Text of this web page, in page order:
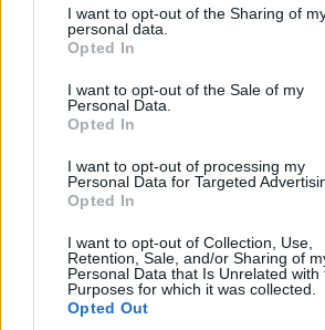
not limited to your visit or usage
grant or deny consent to Google and its
use your data for below specified
consent section.
I want to opt-out of the Sharing of
personal data.
Opted In
I want to opt-out of the Sale of my
Personal Data.
Opted In
I want to opt-out of processing my
Personal Data for Targeted
Opted In
I want to opt-out of Collection, Use,
Retention, Sale, and/or Sharing of
Personal Data that Is Unrelated with
Purposes for which it was collected.
Opted Out
Max Verstappen RB19-esében vasárnap,
megelőzően újra sebességváltót cserélt a
ezzel reagálva az időmérő Q2-es
autóba a versenyhétvége során: szombat
első váltócserére, miután a pénteki
váltóhibára panaszkodott mindkét pilóta.
autójában szintén cserélték az alkatrészt.)
Bulljába a Bahreini Nagydíjon és pénteken
sebességváltó került vissza, büntetés így
viszont érdemes emlékezni rá, ez a
első két edzésen, akkor, mikor a holland a